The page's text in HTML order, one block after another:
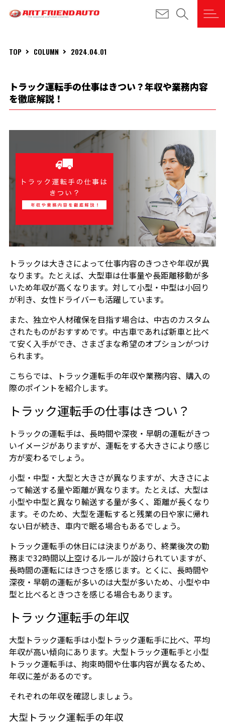
TOP COLUMN 2024.04.01
トラック運転手の仕事はきつい？年収や業務内容
を徹底解説！
トラックは大きさによって仕事内容のきつさや年収が異
なります。たとえば、大型車は仕事量や長距離移動が多
いため年収が高くなります。対して小型・中型は小回り
が利き、女性ドライバーも活躍しています。
また、独立や人材確保を目指す場合は、中古のカスタム
されたものがおすすめです。中古車であれば新車と比べ
て安く入手ができ、さまざまな希望のオプションがつけ
られます。
こちらでは、トラック運転手の年収や業務内容、購入の
際のポイントを紹介します。
トラック運転手の仕事はきつい？
トラックの運転手は、長時間や深夜・早朝の運転がきつ
いイメージがありますが、運転をする大きさにより感じ
方が変わるでしょう。
小型・中型・大型と大きさが異なりますが、大きさによ
って輸送する量や距離が異なります。たとえば、大型は
小型や中型と異なり輸送する量が多く、距離が長くなり
ます。そのため、大型を運転すると残業の日や家に帰れ
ない日が続き、車内で眠る場合もあるでしょう。
トラック運転手の休日には決まりがあり、終業後次の勤
務まで32時間以上空けるルールが設けられていますが、
長時間の運転にはきつさを感じます。とくに、長時間や
深夜・早朝の運転が多いのは大型が多いため、小型や中
型と比べるときつさを感じる場合もあります。
トラック運転手の年収
大型トラック運転手は小型トラック運転手に比べ、平均
年収が高い傾向にあります。大型トラック運転手と小型
トラック運転手は、拘束時間や仕事内容が異なるため、
年収に差があるのです。
それぞれの年収を確認しましょう。
大型トラック運転手の年収